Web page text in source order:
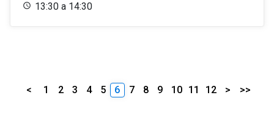
13:30 a 14:30
< 1 2 3 4 5 6 7 8 9 10 11 12 > >>